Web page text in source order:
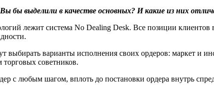
бы выделили в качестве основных? И какие из них
лежит система No Dealing Desk. Все позиции
выбирать варианты исполнения своих ордеров: маркет и
торговых советников.
с любым шагом, вплоть до постановки ордера внутрь